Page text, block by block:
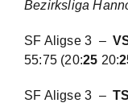
Bezirksliga
SF Aligse 3 –
55:75 (20:25 20:
SF Aligse 3 –